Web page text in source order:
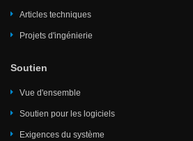
Articles techniques
Projets d'ingénierie
Soutien
Vue d'ensemble
Soutien pour les logiciels
Exigences du système